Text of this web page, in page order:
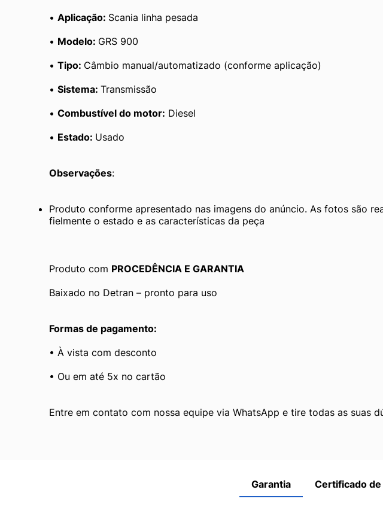
• Aplicação: Scania linha pesada
• Modelo: GRS 900
• Tipo: Câmbio manual/automatizado (conforme aplicação)
• Sistema: Transmissão
• Combustível do motor: Diesel
• Estado: Usado
Observações:
Produto conforme apresentado nas imagens do anúncio. As fotos são
fielmente o estado e as características da peça
Produto com PROCEDÊNCIA E GARANTIA
Baixado no Detran – pronto para uso
Formas de pagamento:
• À vista com desconto
• Ou em até 5x no cartão
Entre em contato com nossa equipe via WhatsApp e tire todas as suas
Garantia Certificado